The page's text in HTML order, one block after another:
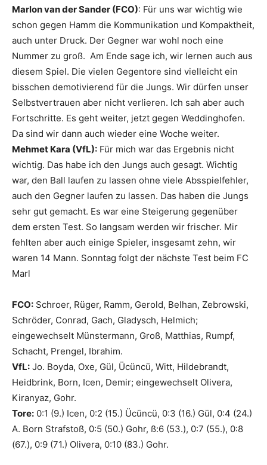
Marlon van der Sander (FCO): Für uns war wichtig wie
schon gegen Hamm die Kommunikation und Kompaktheit,
auch unter Druck. Der Gegner war wohl noch eine
Nummer zu groß. Am Ende sage ich, wir lernen auch aus
diesem Spiel. Die vielen Gegentore sind vielleicht ein
bisschen demotivierend für die Jungs. Wir dürfen unser
Selbstvertrauen aber nicht verlieren. Ich sah aber auch
Fortschritte. Es geht weiter, jetzt gegen Weddinghofen.
Da sind wir dann auch wieder eine Woche weiter.
Mehmet Kara (VfL): Für mich war das Ergebnis nicht
wichtig. Das habe ich den Jungs auch gesagt. Wichtig
war, den Ball laufen zu lassen ohne viele Absspielfehler,
auch den Gegner laufen zu lassen. Das haben die Jungs
sehr gut gemacht. Es war eine Steigerung gegenüber
dem ersten Test. So langsam werden wir frischer. Mir
fehlten aber auch einige Spieler, insgesamt zehn, wir
waren 14 Mann. Sonntag folgt der nächste Test beim FC
Marl
FCO: Schroer, Rüger, Ramm, Gerold, Belhan, Zebrowski,
Schröder, Conrad, Gach, Gladysch, Helmich;
eingewechselt Münstermann, Groß, Matthias, Rumpf,
Schacht, Prengel, Ibrahim.
VfL: Jo. Boyda, Oxe, Gül, Ücüncü, Witt, Hildebrandt,
Heidbrink, Born, Icen, Demir; eingewechselt Olivera,
Kiranyaz, Gohr.
Tore: 0:1 (9.) Icen, 0:2 (15.) Ücüncü, 0:3 (16.) Gül, 0:4 (24.)
A. Born Strafstoß, 0:5 (50.) Gohr, ß:6 (53.), 0:7 (55.), 0:8
(67.), 0:9 (71.) Olivera, 0:10 (83.) Gohr.